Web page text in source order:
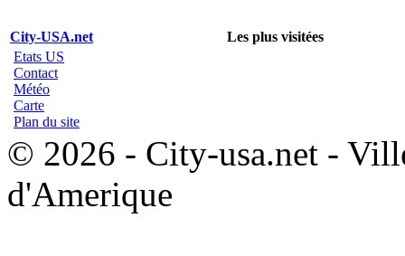
City-USA.net
Les plus visitées
Etats US
Contact
Météo
Carte
Plan du site
© 2026 - City-usa.net -
d'Amerique